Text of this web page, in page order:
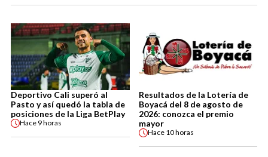
Deportivo Cali superó al
Pasto y así quedó la tabla de
posiciones de la Liga BetPlay
Hace 9 horas
Resultados de la Lotería de
Boyacá del 8 de agosto de
2026: conozca el premio
mayor
Hace 10 horas